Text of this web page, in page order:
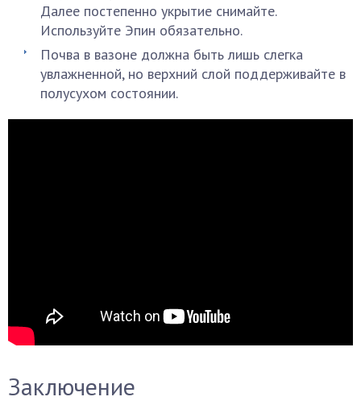
Далее постепенно укрытие снимайте.
Используйте Эпин обязательно.
Почва в вазоне должна быть лишь слегка
увлажненной, но верхний слой поддерживайте в
полусухом состоянии.
Заключение